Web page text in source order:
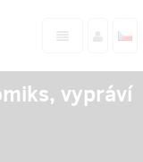
vypráví